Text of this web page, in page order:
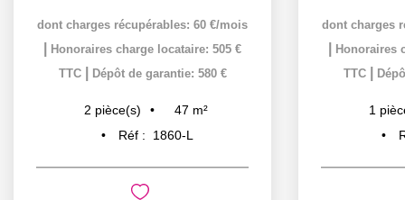
dont charges récupérables: 60 €/mois
Honoraires charge locataire: 505 €
TTC
Dépôt de garantie: 580 €
2 pièce(s) 47 m²
Réf :
1860-L
dont charges
Honoraires
TTC
1